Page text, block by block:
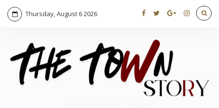
Thursday, August 6 2026